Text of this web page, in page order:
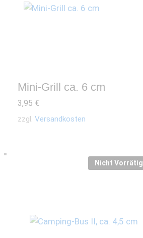
Mini-Grill ca. 6 cm
3,95 €
zzgl. Versandkosten
Nicht Vorrätig